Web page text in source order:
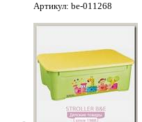
Артикул: be-011268